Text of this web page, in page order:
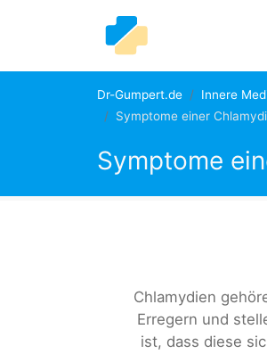
Dr-Gumpert.de Innere
Symptome einer
Symptome
Chlamydien
Erregern und
ist, dass diese